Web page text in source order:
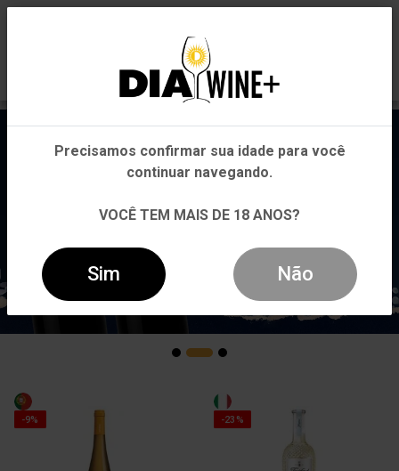
-9% -23%
Em que Estado você está?
Pernambuco
Outros Estados
Precisamos confirmar sua idade para você
continuar navegando.
VOCÊ TEM MAIS DE 18 ANOS?
Sim Não